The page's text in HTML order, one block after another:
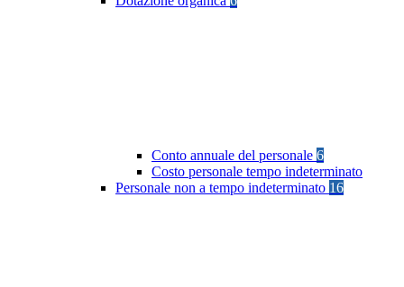
Conto annuale del personale 6
Costo personale tempo indeterminato
Personale non a tempo indeterminato 16